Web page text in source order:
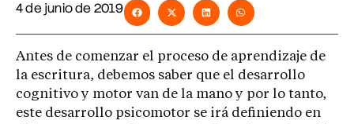
4 de junio de 2019
Antes de comenzar el proceso de aprendizaje de
la escritura, debemos saber que el desarrollo
cognitivo y motor van de la mano y por lo tanto,
este desarrollo psicomotor se irá definiendo en